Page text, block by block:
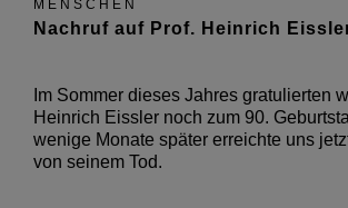
MENSCHEN
Nachruf auf Prof. Heinrich
Im Sommer dieses Jahres gratulierten
Heinrich Eissler noch zum 90.
wenige Monate später erreichte uns
von seinem Tod.